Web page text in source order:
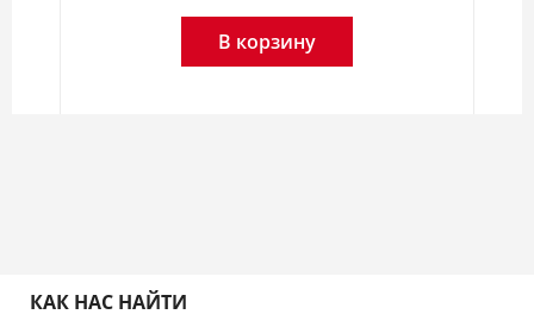
В корзину
КАК НАС НАЙТИ